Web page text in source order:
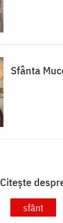
Sfânta
Citește
sfânt